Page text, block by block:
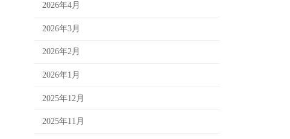
2026年4月
2026年3月
2026年2月
2026年1月
2025年12月
2025年11月